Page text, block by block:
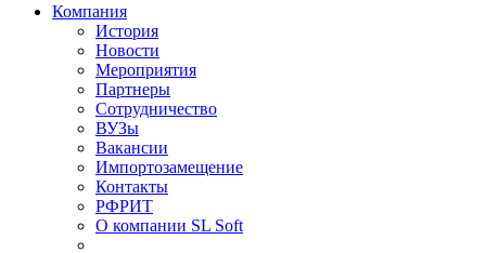
Компания
История
Новости
Мероприятия
Партнеры
Сотрудничество
ВУЗы
Вакансии
Импортозамещение
Контакты
РФРИТ
О компании SL Soft